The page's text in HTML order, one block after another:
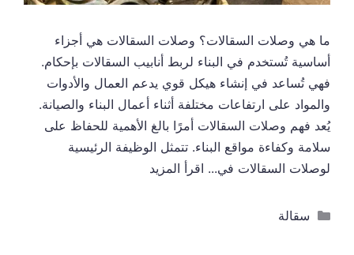
ما هي وصلات السقالات؟ وصلات السقالات هي أجزاء
أساسية تُستخدم في البناء لربط أنابيب السقالات بإحكام.
فهي تُساعد في إنشاء هيكل قوي يدعم العمال والأدوات
والمواد على ارتفاعات مختلفة أثناء أعمال البناء والصيانة.
يُعد فهم وصلات السقالات أمرًا بالغ الأهمية للحفاظ على
سلامة وكفاءة مواقع البناء. تتمثل الوظيفة الرئيسية
لوصلات السقالات في... اقرأ المزيد
التصنيفات
سقالة